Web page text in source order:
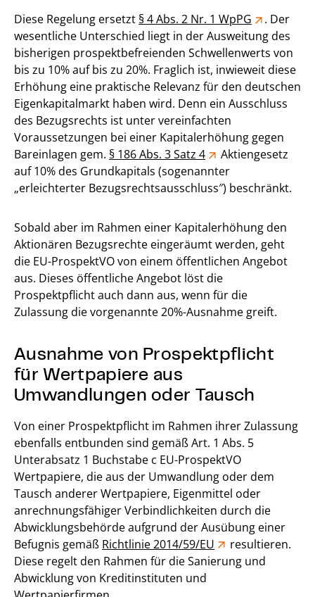
Diese Regelung ersetzt § 4 Abs. 2 Nr. 1 WpPG
. Der
wesentliche Unterschied liegt in der Ausweitung des
bisherigen prospektbefreienden Schwellenwerts von
bis zu 10% auf bis zu 20%. Fraglich ist, inwieweit diese
Erhöhung eine praktische Relevanz für den deutschen
Eigenkapitalmarkt haben wird. Denn ein Ausschluss
des Bezugsrechts ist unter vereinfachten
Voraussetzungen bei einer Kapitalerhöhung gegen
Bareinlagen gem. § 186 Abs. 3 Satz 4
Aktiengesetz
auf 10% des Grundkapitals (sogenannter
„erleichterter Bezugsrechtsausschluss″) beschränkt.
Sobald aber im Rahmen einer Kapitalerhöhung den
Aktionären Bezugsrechte eingeräumt werden, geht
die EU-ProspektVO von einem öffentlichen Angebot
aus. Dieses öffentliche Angebot löst die
Prospektpflicht auch dann aus, wenn für die
Zulassung die vorgenannte 20%-Ausnahme greift.
Ausnahme von Prospektpflicht
für Wertpapiere aus
Umwandlungen oder Tausch
Von einer Prospektpflicht im Rahmen ihrer Zulassung
ebenfalls entbunden sind gemäß Art. 1 Abs. 5
Unterabsatz 1 Buchstabe c EU-ProspektVO
Wertpapiere, die aus der Umwandlung oder dem
Tausch anderer Wertpapiere, Eigenmittel oder
anrechnungsfähiger Verbindlichkeiten durch die
Abwicklungsbehörde aufgrund der Ausübung einer
Befugnis gemäß Richtlinie 2014/59/EU
resultieren.
Diese regelt den Rahmen für die Sanierung und
Abwicklung von Kreditinstituten und